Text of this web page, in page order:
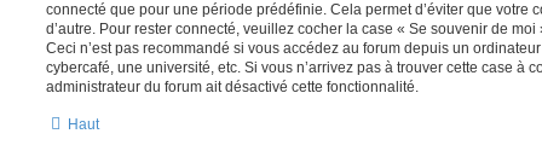
connecté que pour une période prédéfinie. Cela permet d’éviter que votre
d’autre. Pour rester connecté, veuillez cocher la case « Se souvenir de
Ceci n’est pas recommandé si vous accédez au forum depuis un
cybercafé, une université, etc. Si vous n’arrivez pas à trouver cette case à
administrateur du forum ait désactivé cette fonctionnalité.
Haut